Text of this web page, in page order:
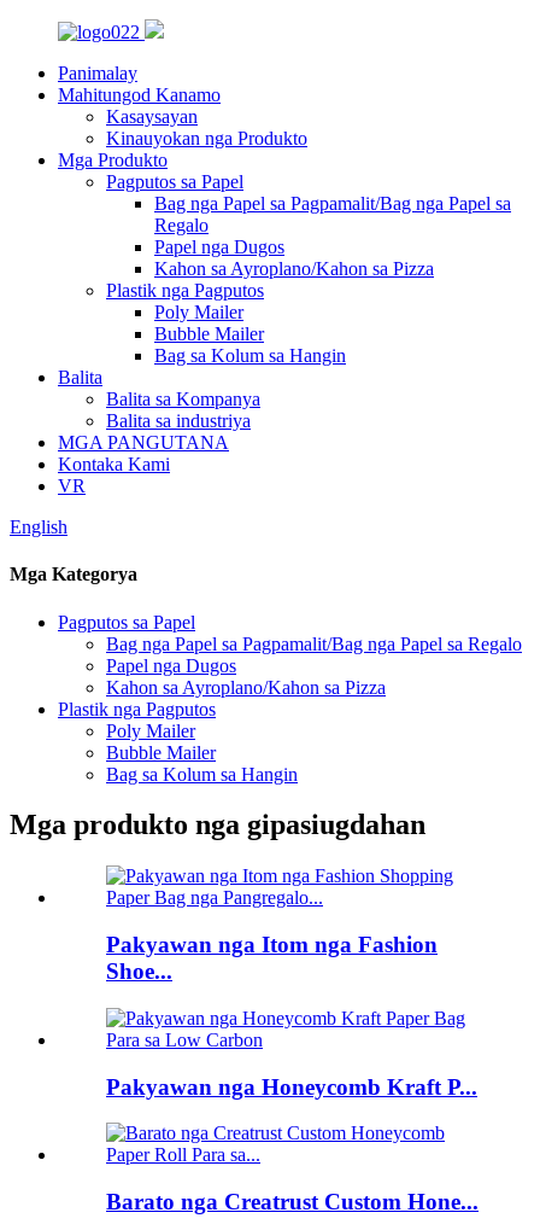
Panimalay
Mahitungod Kanamo
Kasaysayan
Kinauyokan nga Produkto
Mga Produkto
Pagputos sa Papel
Bag nga Papel sa Pagpamalit/Bag nga Papel sa
Regalo
Papel nga Dugos
Kahon sa Ayroplano/Kahon sa Pizza
Plastik nga Pagputos
Poly Mailer
Bubble Mailer
Bag sa Kolum sa Hangin
Balita
Balita sa Kompanya
Balita sa industriya
MGA PANGUTANA
Kontaka Kami
VR
English
Mga Kategorya
Pagputos sa Papel
Bag nga Papel sa Pagpamalit/Bag nga Papel sa Regalo
Papel nga Dugos
Kahon sa Ayroplano/Kahon sa Pizza
Plastik nga Pagputos
Poly Mailer
Bubble Mailer
Bag sa Kolum sa Hangin
Mga produkto nga gipasiugdahan
Pakyawan nga Itom nga Fashion
Shoe...
Pakyawan nga Honeycomb Kraft P...
Barato nga Creatrust Custom Hone...